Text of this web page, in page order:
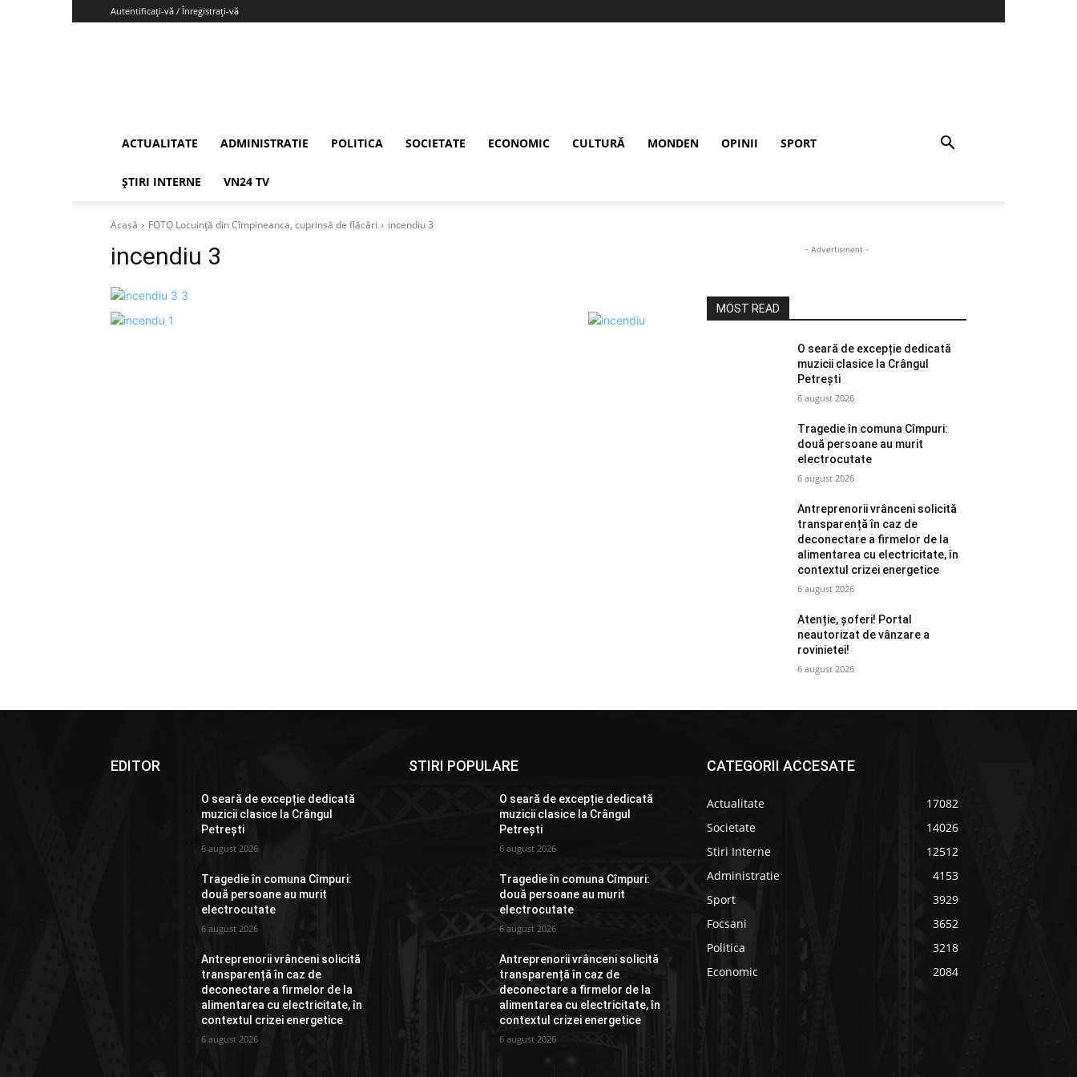
Autentificați-vă / Înregistrați-vă
ACTUALITATE ADMINISTRATIE POLITICA SOCIETATE ECONOMIC CULTURĂ MONDEN OPINII SPORT
ȘTIRI INTERNE VN24 TV
Acasă FOTO Locuință din Cîmpineanca, cuprinsă de flăcări incendiu 3
incendiu 3 - Advertisment -
MOST READ
O seară de excepție dedicată
muzicii clasice la Crângul
Petrești
6 august 2026
Tragedie în comuna Cîmpuri:
două persoane au murit
electrocutate
6 august 2026
Antreprenorii vrânceni solicită
transparență în caz de
deconectare a firmelor de la
alimentarea cu electricitate, în
contextul crizei energetice
6 august 2026
Atenție, șoferi! Portal
neautorizat de vânzare a
rovinietei!
6 august 2026
EDITOR
O seară de excepție dedicată
muzicii clasice la Crângul
Petrești
6 august 2026
Tragedie în comuna Cîmpuri:
două persoane au murit
electrocutate
6 august 2026
Antreprenorii vrânceni solicită
transparență în caz de
deconectare a firmelor de la
alimentarea cu electricitate, în
contextul crizei energetice
6 august 2026
STIRI POPULARE
O seară de excepție dedicată
muzicii clasice la Crângul
Petrești
6 august 2026
Tragedie în comuna Cîmpuri:
două persoane au murit
electrocutate
6 august 2026
Antreprenorii vrânceni solicită
transparență în caz de
deconectare a firmelor de la
alimentarea cu electricitate, în
contextul crizei energetice
6 august 2026
CATEGORII ACCESATE
Actualitate
17082
Societate
14026
Stiri Interne
12512
Administratie
4153
Sport
3929
Focsani
3652
Politica
3218
Economic
2084